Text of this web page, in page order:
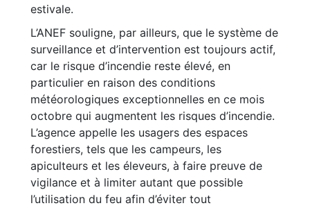
estivale.
L’ANEF souligne, par ailleurs, que le système de
surveillance et d’intervention est toujours actif,
car le risque d’incendie reste élevé, en
particulier en raison des conditions
météorologiques exceptionnelles en ce mois
octobre qui augmentent les risques d’incendie.
L’agence appelle les usagers des espaces
forestiers, tels que les campeurs, les
apiculteurs et les éleveurs, à faire preuve de
vigilance et à limiter autant que possible
l’utilisation du feu afin d’éviter tout